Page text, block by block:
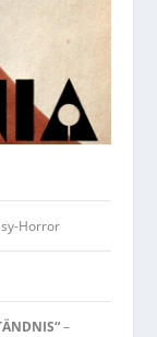
Horror
–